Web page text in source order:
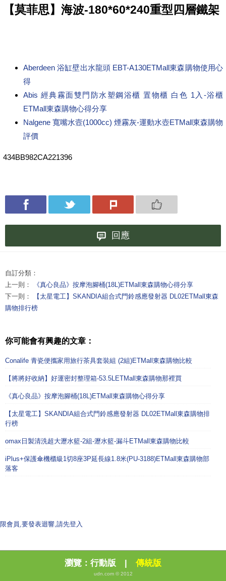
【莫菲思】海波-180*60*240重型四層鐵架
Aberdeen 浴缸壁出水龍頭 EBT-A130ETMall東森購物使用心
得
Abis 經典霧面雙門防水塑鋼浴櫃 置物櫃 白色 1入-浴櫃
ETMall東森購物心得分享
Nalgene 寬嘴水壼(1000cc) 煙霧灰-運動水壺ETMall東森購物
評價
434BB982CA221396
回應
自訂分類：
上一則：
《真心良品》按摩泡腳桶(18L)ETMall東森購物心得分享
下一則：
【太星電工】SKANDIA組合式門鈴感應發射器 DL02ETMall東森
購物排行榜
你可能會有興趣的文章：
Conalife 青瓷便攜家用旅行茶具套裝組 (2組)ETMall東森購物比較
【將將好收納】好運密封整理箱-53.5LETMall東森購物那裡買
《真心良品》按摩泡腳桶(18L)ETMall東森購物心得分享
【太星電工】SKANDIA組合式門鈴感應發射器 DL02ETMall東森購物排
行榜
omax日製清洗超大瀝水籃-2組-瀝水籃-漏斗ETMall東森購物比較
iPlus+保護傘機櫃級1切8座3P延長線1.8米(PU-3188)ETMall東森購物部
落客
限會員,要發表迴響,請先登入
瀏覽： 行動版 傳統版
udn.com © 2012